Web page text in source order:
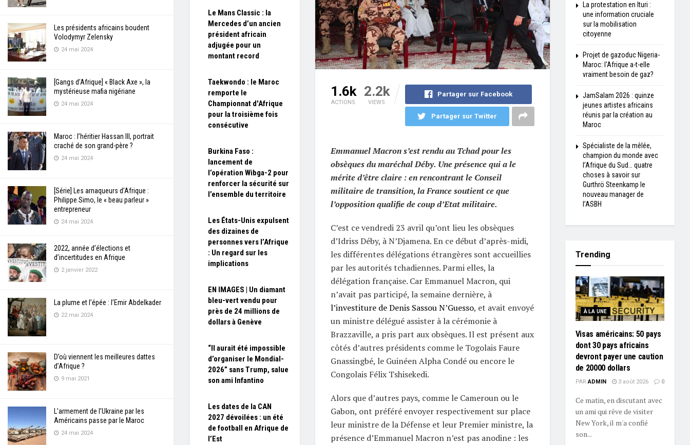
Les présidents africains boudent
Volodymyr Zelensky
24 mai 2024
[Gangs d’Afrique] « Black Axe », la
mystérieuse mafia nigériane
24 mai 2024
Maroc : l’héritier Hassan III, portrait
craché de son grand-père ?
24 mai 2024
[Série] Les arnaqueurs d’Afrique :
Philippe Simo, le « beau parleur »
entrepreneur
24 mai 2024
2022, année d’élections et
d’incertitudes en Afrique
2 janvier 2022
La plume et l’épée : l’Emir Abdelkader
22 mai 2024
D’où viennent les meilleures dattes
d’Afrique ?
9 mai 2021
L’armement de l’Ukraine par les
Américains passe par le Maroc
24 mai 2024
1.6k
ACTIONS
2.2k
VIEWS
Partager sur Facebook
Partager sur Twitter
Emmanuel Macron s’est rendu au Tchad pour les
obsèques du maréchal Déby. Une présence qui a le
mérite d’être claire : en rencontrant le Conseil
militaire de transition, la France soutient ce que
l’opposition qualifie de coup d’Etat militaire.
C’est ce vendredi 23 avril qu’ont lieu les obsèques
d’Idriss Déby, à N’Djamena. En ce début d’après-midi,
les différentes délégations étrangères sont accueillies
par les autorités tchadiennes. Parmi elles, la
délégation française. Car Emmanuel Macron, qui
n’avait pas participé, la semaine dernière, à
l’investiture de Denis Sassou N’Guesso, et avait envoyé
un ministre délégué assister à la cérémonie à
Brazzaville, a pris part aux obsèques. Il est présent aux
côtés d’autres présidents comme le Togolais Faure
Gnassingbé, le Guinéen Alpha Condé ou encore le
Congolais Félix Tshisekedi.
Alors que d’autres pays, comme le Cameroun ou le
Gabon, ont préféré envoyer respectivement sur place
leur ministre de la Défense et leur Premier ministre, la
présence d’Emmanuel Macron n’est pas anodine : les
Le Mans Classic : la
Mercedes d’un ancien
président africain
adjugée pour un
montant record
Taekwondo : le Maroc
remporte le
Championnat d'Afrique
pour la troisième fois
consécutive
Burkina Faso :
lancement de
l’opération Wibga-2 pour
renforcer la sécurité sur
l’ensemble du territoire
Les États-Unis expulsent
des dizaines de
personnes vers l’Afrique
: Un regard sur les
implications
EN IMAGES | Un diamant
bleu-vert vendu pour
près de 24 millions de
dollars à Genève
“Il aurait été impossible
d’organiser le Mondial-
2026” sans Trump, salue
son ami Infantino
Les dates de la CAN
2027 dévoilées : un été
de football en Afrique de
l’Est
La protestation en Ituri :
une information cruciale
sur la mobilisation
citoyenne
Projet de gazoduc Nigeria-
Maroc: l'Afrique a-t-elle
vraiment besoin de gaz?
JamSalam 2026 : quinze
jeunes artistes africains
réunis par la création au
Maroc
Spécialiste de la mêlée,
champion du monde avec
l’Afrique du Sud… quatre
choses à savoir sur
Gurthrö Steenkamp le
nouveau manager de
l’ASBH
Trending
À LA UNE
Visas américains: 50 pays
dont 30 pays africains
devront payer une caution
de 20000 dollars
PAR ADMIN 3 août 2026 0
Ce matin, en discutant avec
un ami qui rêve de visiter
New York, il m'a confié
son...